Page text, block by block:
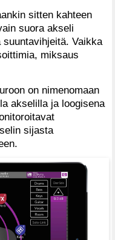
sitten kahteen
suora akseli
Vaikka
miksaus
on nimenomaan
akselilla ja loogisena
sijasta